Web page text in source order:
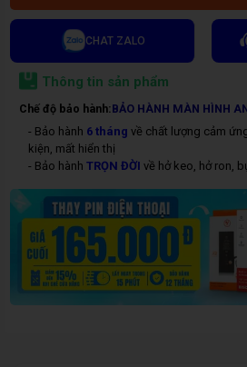
CHAT ZALO
Thông tin sản phẩm
Chế độ bảo hành:BẢO HÀNH MÀN HÌNH
- Bảo hành 6 tháng về chất lượng cảm
kiện, mất hiển thị
- Bảo hành TRỌN ĐỜI về hở keo, hở ron,